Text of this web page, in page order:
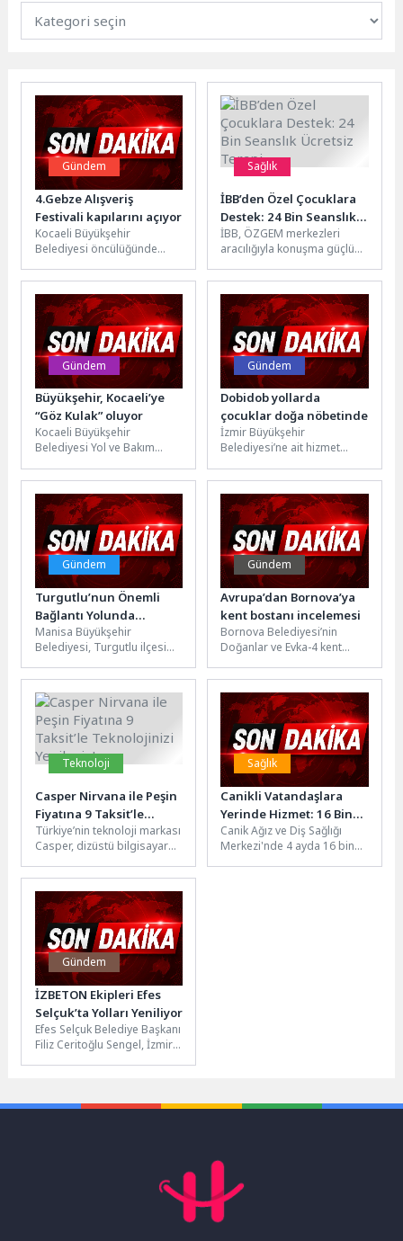
Gündem
4.Gebze Alışveriş
Festivali kapılarını açıyor
Kocaeli Büyükşehir
Belediyesi öncülüğünde
Festivali’nin Gebze ayağı
başlıyor. Giyimden
ayakkabıya, ev tekstilinden
kırtasiyeye...
Sağlık
İBB’den Özel Çocuklara
Destek: 24 Bin Seanslık
Ücretsiz Terapi
İBB, ÖZGEM merkezleri
aracılığıyla konuşma güçlüğü
olmaya devam ediyor.
2019’dan bu yana...
Gündem
Büyükşehir, Kocaeli’ye
“Göz Kulak” oluyor
Kocaeli Büyükşehir
Belediyesi Yol ve Bakım
bünyesinde kurulan “Göz
Kulak” ekibi, kenti sokak...
Gündem
Dobidob yollarda
çocuklar doğa nöbetinde
İzmir Büyükşehir
Belediyesi’ne ait hizmet
otobüsünün İzmir Ticaret
Odası ve İzmir Ekonomi...
Gündem
Turgutlu’nun Önemli
Bağlantı Yolunda
Yenileme Çalışması
Manisa Büyükşehir
Belediyesi, Turgutlu ilçesi
asfalt çalışması başlattı.
Bölgenin hem sanayi hem...
Gündem
Avrupa’dan Bornova’ya
kent bostanı incelemesi
Bornova Belediyesi’nin
Doğanlar ve Evka-4 kent
üreticiler yazlık fideleri
toprakla buluştururken,
Avrupa ve...
Teknoloji
Casper Nirvana ile Peşin
Fiyatına 9 Taksit’le
Teknolojinizi Yenileyin!
Türkiye’nin teknoloji markası
Casper, dizüstü bilgisayar
Nirvana X650 ve S100
modelleriyle baharın...
Sağlık
Canikli Vatandaşlara
Yerinde Hizmet: 16 Bin
Kişiye Diş Tedavisi
Canik Ağız ve Diş Sağlığı
Merkezi'nde 4 ayda 16 bin
Gündem
İZBETON Ekipleri Efes
Selçuk’ta Yolları Yeniliyor
Efes Selçuk Belediye Başkanı
Filiz Ceritoğlu Sengel, İzmir